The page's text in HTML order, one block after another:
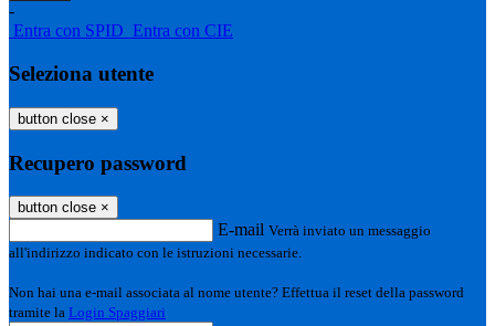
-
Entra con SPID Entra con CIE
Seleziona utente
button close ×
Recupero password
button close ×
E-mail Verrà inviato un messaggio
all'indirizzo indicato con le istruzioni necessarie.
Non hai una e-mail associata al nome utente? Effettua il reset della password
tramite la Login Spaggiari